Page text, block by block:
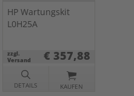
HP Wartungskit
L0H25A
zzgl.
Versand
€ 357,88
DETAILS KAUFEN